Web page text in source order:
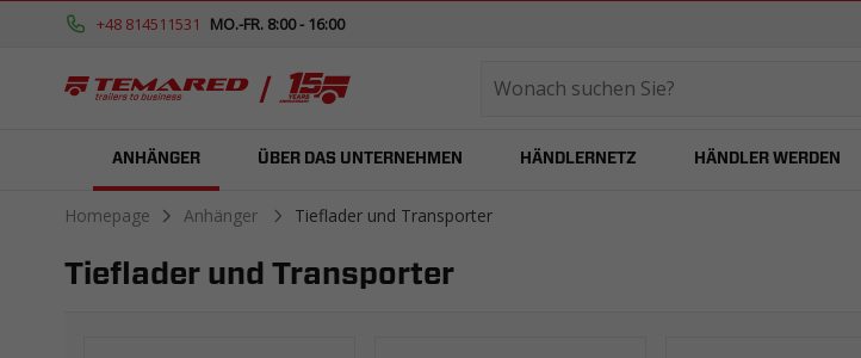
+48 814511531 MO.-FR. 8:00 - 16:00
temared
ANHÄNGER ÜBER DAS UNTERNEHMEN HÄNDLERNETZ HÄNDLER WERDEN
Homepage Anhänger Tieflader und Transporter
Tieflader und Transporter